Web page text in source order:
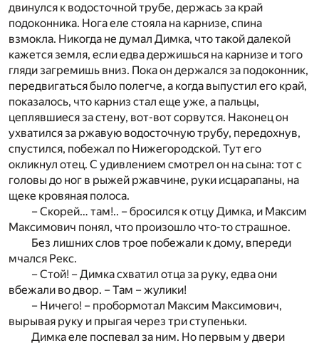
двинулся к водосточной трубе, держась за край
подоконника. Нога еле стояла на карнизе, спина
взмокла. Никогда не думал Димка, что такой далекой
кажется земля, если едва держишься на карнизе и того
гляди загремишь вниз. Пока он держался за подоконник,
передвигаться было полегче, а когда выпустил его край,
показалось, что карниз стал еще уже, а пальцы,
цеплявшиеся за стену, вот-вот сорвутся. Наконец он
ухватился за ржавую водосточную трубу, передохнув,
спустился, побежал по Нижегородской. Тут его
окликнул отец. С удивлением смотрел он на сына: тот с
головы до ног в рыжей ржавчине, руки исцарапаны, на
щеке кровяная полоса.
– Скорей… там!.. – бросился к отцу Димка, и Максим
Максимович понял, что произошло что-то страшное.
Без лишних слов трое побежали к дому, впереди
мчался Рекс.
– Стой! – Димка схватил отца за руку, едва они
вбежали во двор. – Там – жулики!
– Ничего! – пробормотал Максим Максимович,
вырывая руку и прыгая через три ступеньки.
Димка еле поспевал за ним. Но первым у двери